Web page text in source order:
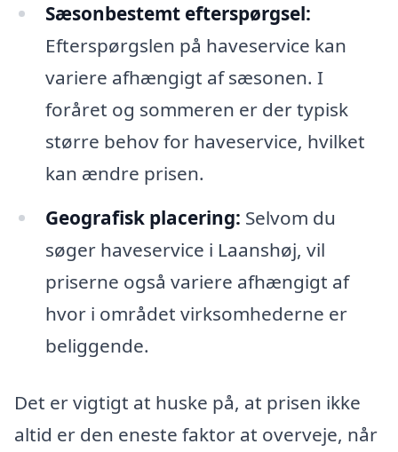
Sæsonbestemt efterspørgsel:
Efterspørgslen på haveservice kan
variere afhængigt af sæsonen. I
foråret og sommeren er der typisk
større behov for haveservice, hvilket
kan ændre prisen.
Geografisk placering: Selvom du
søger haveservice i Laanshøj, vil
priserne også variere afhængigt af
hvor i området virksomhederne er
beliggende.
Det er vigtigt at huske på, at prisen ikke
altid er den eneste faktor at overveje, når